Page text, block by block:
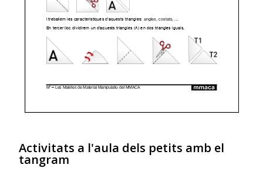
Activitats a l'aula dels petits amb el
tangram